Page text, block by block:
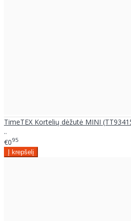
TimeTEX Kortelių dėžutė MINI
..
€095